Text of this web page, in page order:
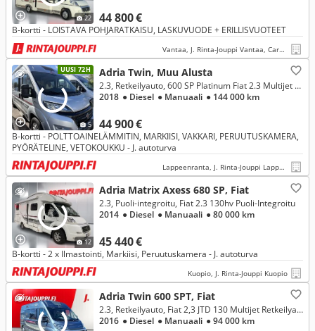
22 44 800 €
B-kortti - LOISTAVA POHJARATKAISU, LASKUVUODE + ERILLISVUOTEET
Vantaa, J. Rinta-Jouppi Vantaa, Caravan
UUSI 72H
5
Adria Twin, Muu Alusta
44 900 €
2.3, Retkeilyauto, 600 SP Platinum Fiat 2.3 Multijet 130hv
2018 ● Diesel ● Manuaali ● 144 000 km
B-kortti - POLTTOAINELÄMMITIN, MARKIISI, VAKKARI, PERUUTUSKAMERA,
PYÖRÄTELINE, VETOKOUKKU - J. autoturva
Lappeenranta, J. Rinta-Jouppi Lappeenranta
12
Adria Matrix Axess 680 SP, Fiat
45 440 €
2.3, Puoli-integroitu, Fiat 2.3 130hv Puoli-Integroitu
2014 ● Diesel ● Manuaali ● 80 000 km
B-kortti - 2 x Ilmastointi, Markiisi, Peruutuskamera - J. autoturva
Kuopio, J. Rinta-Jouppi Kuopio
Adria Twin 600 SPT, Fiat
2.3, Retkeilyauto, Fiat 2,3 JTD 130 Multijet Retkeilyauto
2016 ● Diesel ● Manuaali ● 94 000 km